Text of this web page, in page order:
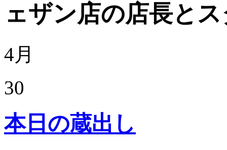
ェザン店の店長と
4月
30
本日の蔵出し